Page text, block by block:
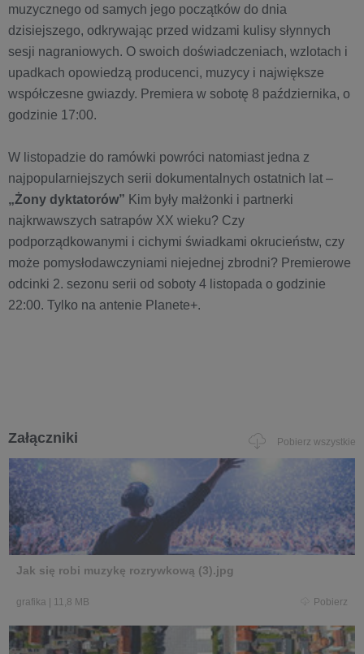
muzycznego od samych jego początków do dnia
dzisiejszego, odkrywając przed widzami kulisy słynnych
sesji nagraniowych. O swoich doświadczeniach, wzlotach i
upadkach opowiedzą producenci, muzycy i największe
współczesne gwiazdy. Premiera w sobotę 8 października, o
godzinie 17:00.
W listopadzie do ramówki powróci natomiast jedna z
najpopularniejszych serii dokumentalnych ostatnich lat –
„Żony dyktatorów” Kim były małżonki i partnerki
najkrwawszych satrapów XX wieku? Czy
podporządkowanymi i cichymi świadkami okrucieństw, czy
może pomysłodawczyniami niejednej zbrodni? Premierowe
odcinki 2. sezonu serii od soboty 4 listopada o godzinie
22:00. Tylko na antenie Planete+.
Załączniki Pobierz wszystkie
Jak się robi muzykę rozrywkową (3).jpg
grafika 11,8 MB Pobierz